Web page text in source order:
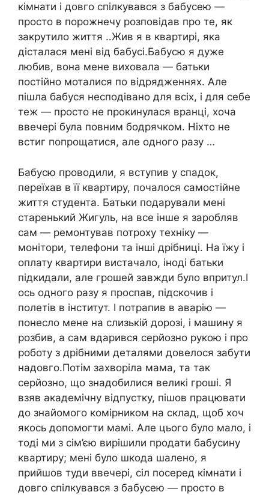
кімнати і довго спілкувався з бабусею —
просто в порожнечу розповідав про те, як
закрутило життя ..Жив я в квартирі, яка
дісталася мені від бабусі.Бабусю я дуже
любив, вона мене виховала — батьки
постійно моталися по відрядженнях. Але
пішла бабуся несподівано для всіх, і для себе
теж — просто не прокинулася вранці, хоча
ввечері була повним бодрячком. Ніхто не
встиг попрощатися, але одного разу …
Бабусю проводили, я вступив у спадок,
переїхав в її квартиру, почалося самостійне
життя студента. Батьки подарували мені
старенький Жигуль, на все інше я заробляв
сам — ремонтував потроху техніку —
монітори, телефони та інші дрібниці. На їжу і
оплату квартири вистачало, іноді батьки
підкидали, але грошей завжди було впритул.І
ось одного разу я проспав, підскочив і
полетів в інститут. І потрапив в аварію —
понесло мене на слизькій дорозі, і машину я
розбив, а сам вдарився серйозно рукою і про
роботу з дрібними деталями довелося забути
надовго.Потім захворіла мама, та так
серйозно, що знадобилися великі гроші. Я
взяв академічну відпустку, пішов працювати
до знайомого комірником на склад, щоб хоч
якось допомогти мамі. Але цього було мало, і
тоді ми з сім’єю вирішили продати бабусину
квартиру; мені було шкода шалено, я
прийшов туди ввечері, сіл посеред кімнати і
довго спілкувався з бабусею — просто в